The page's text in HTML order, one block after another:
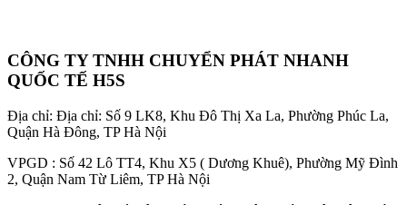
CÔNG TY TNHH CHUYỂN PHÁT NHANH
QUỐC TẾ H5S
Địa chỉ: Địa chỉ: Số 9 LK8, Khu Đô Thị Xa La, Phường Phúc La,
Quận Hà Đông, TP Hà Nội
VPGD : Số 42 Lô TT4, Khu X5 ( Dương Khuê), Phường Mỹ Đình
2, Quận Nam Từ Liêm, TP Hà Nội